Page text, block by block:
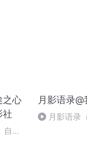
之心
社
自我
月影语录@
月影语录